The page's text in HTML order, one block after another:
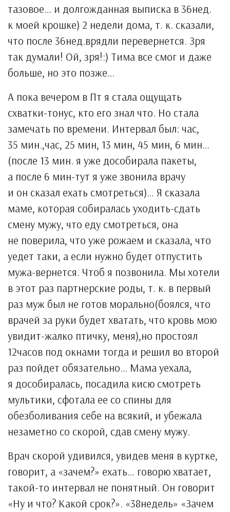
тазовое… и долгожданная выписка в 36нед.
к моей крошке) 2 недели дома, т. к. сказали,
что после 36нед.врядли перевернется. Зря
так думали! Ой, зря!:) Тима все смог и даже
больше, но это позже…
А пока вечером в Пт я стала ощущать
схватки-тонус, кто его знал что. Но стала
замечать по времени. Интервал был: час,
35 мин.,час, 25 мин, 13 мин, 45 мин, 6 мин…
(после 13 мин. я уже дособирала пакеты,
а после 6 мин-тут я уже звонила врачу
и он сказал ехать смотреться)… Я сказала
маме, которая собиралась уходить-сдать
смену мужу, что еду смотреться, она
не поверила, что уже рожаем и сказала, что
уедет таки, а если нужно будет отпустить
мужа-вернется. Чтоб я позвонила. Мы хотели
в этот раз партнерские роды, т. к. в первый
раз муж был не готов морально(боялся, что
врачей за руки будет хватать, что кровь мою
увидит-жалко птичку, меня),но простоял
12часов под окнами тогда и решил во второй
раз пойдет обязательно… Мама уехала,
я дособиралась, посадила кисю смотреть
мультики, сфотала ее со спины для
обезболивания себе на всякий, и убежала
незаметно со скорой, сдав смену мужу.
Врач скорой удивился, увидев меня в куртке,
говорит, а «зачем?» ехать… говорю хватает,
такой-то интервал не понятный. Он говорит
«Ну и что? Какой срок?». «38недель» «Зачем